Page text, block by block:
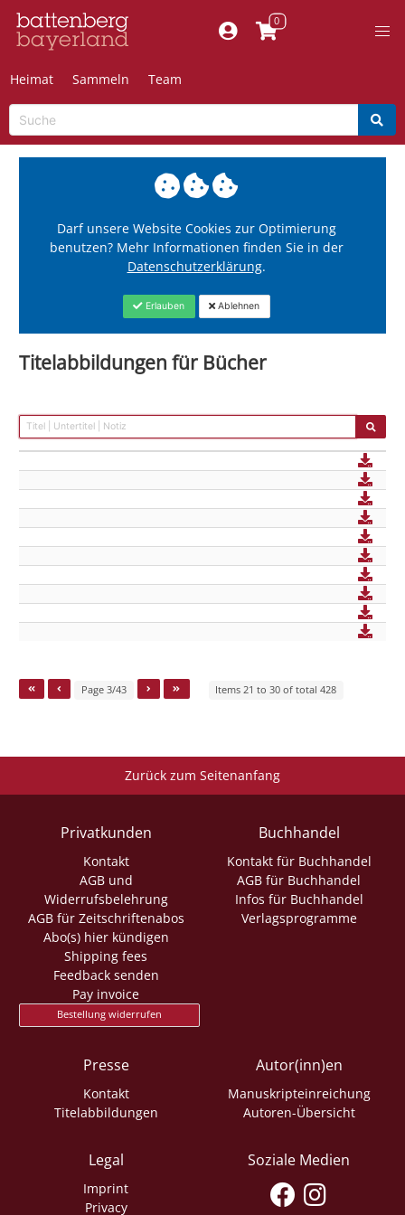
Heimat Sammeln Team
Darf unsere Website Cookies zur Optimierung
benutzen? Mehr Informationen finden Sie in der
Datenschutzerklärung.
Erlauben Ablehnen
Titelabbildungen für Bücher
Page 3/43 Items 21 to 30 of total 428
Zurück zum Seitenanfang
Privatkunden
Kontakt
AGB und
Widerrufsbelehrung
AGB für Zeitschriftenabos
Abo(s) hier kündigen
Shipping fees
Feedback senden
Pay invoice
Bestellung widerrufen
Buchhandel
Kontakt für Buchhandel
AGB für Buchhandel
Infos für Buchhandel
Verlagsprogramme
Presse
Kontakt
Titelabbildungen
Autor(inn)en
Manuskripteinreichung
Autoren-Übersicht
Legal
Imprint
Privacy
Soziale Medien